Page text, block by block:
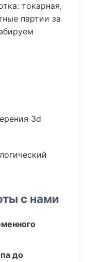
токарная,
партии за
3d
с нами
до